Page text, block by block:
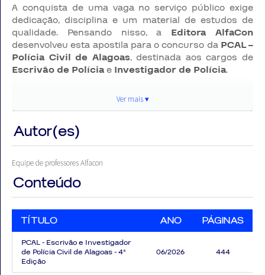
A conquista de uma vaga no serviço público exige
dedicação, disciplina e um material de estudos de
qualidade. Pensando nisso, a Editora AlfaCon
desenvolveu esta apostila para o concurso da PCAL –
Polícia Civil de Alagoas, destinada aos cargos de
Escrivão de Políciae Investigador de Polícia.
Elaborada por especialistas em concursos públicos,
esta obra reúne os conteúdos mais relevantes do
edital, organizados de forma didática e estratégica
para potencializar seu desempenho e acelerar sua
preparação.
Ao longo do material, o candidato encontrará
mais cobrados pelas principais bancas
organizadoras.
Por que escolher esta apostila
Ver mais ▾
Autor(es)
Equipe de professores Alfacon
Conteúdo
TÍTULO ANO PÁGINAS
PCAL - Escrivão e Investigador
de Polícia Civil de Alagoas - 4ª
Edição
06/2026 444